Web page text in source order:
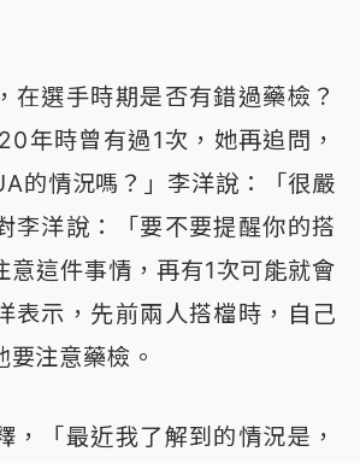
在選手時期是否有錯過藥檢？
年時曾有過1次，她再追問，
的情況嗎？」李洋說：「很嚴
李洋說：「要不要提醒你的搭
意這件事情，再有1次可能就會
表示，先前兩人搭檔時，自己
注意藥檢。
，「最近我了解到的情況是，